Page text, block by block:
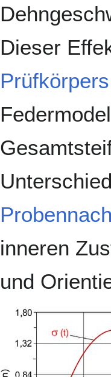
Dieser
Prüfkörpers
inneren
und